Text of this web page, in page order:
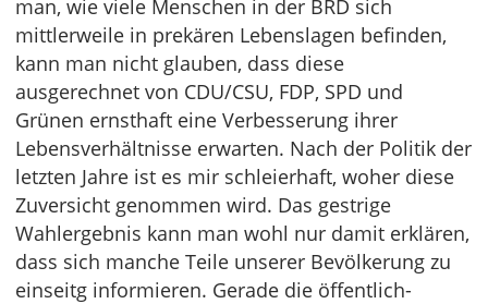
man, wie viele Menschen in der BRD sich
mittlerweile in prekären Lebenslagen befinden,
kann man nicht glauben, dass diese
ausgerechnet von CDU/CSU, FDP, SPD und
Grünen ernsthaft eine Verbesserung ihrer
Lebensverhältnisse erwarten. Nach der Politik der
letzten Jahre ist es mir schleierhaft, woher diese
Zuversicht genommen wird. Das gestrige
Wahlergebnis kann man wohl nur damit erklären,
dass sich manche Teile unserer Bevölkerung zu
einseitg informieren. Gerade die öffentlich-